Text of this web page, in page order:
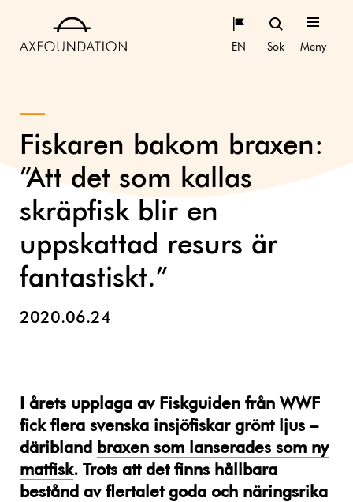
EN Sök Meny
Fiskaren bakom braxen:
”Att det som kallas
skräpfisk blir en
uppskattad resurs är
fantastiskt.”
2020.06.24
I årets upplaga av Fiskguiden från WWF
fick flera svenska insjöfiskar grönt ljus –
däribland
braxen som lanserades som ny
matfisk. Trots att det finns hållbara
bestånd av flertalet goda och näringsrika